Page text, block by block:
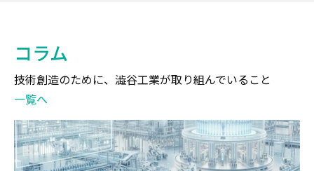
コラム
技術創造のために、澁谷工業が取り組んでいること
一覧へ